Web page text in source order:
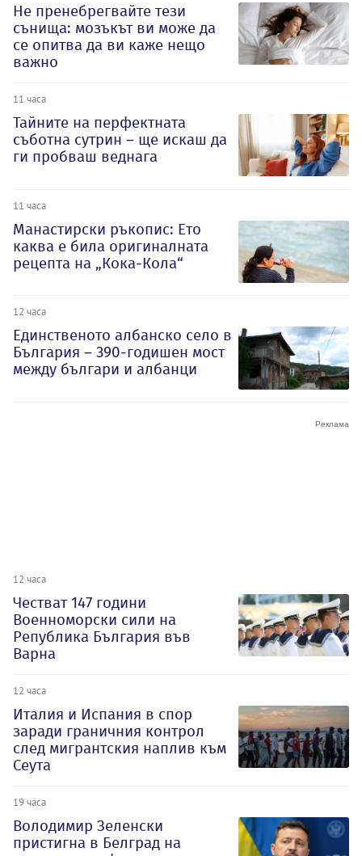
Не пренебрегвайте тези
сънища: мозъкът ви може да
се опитва да ви каже нещо
важно
11 часа
Тайните на перфектната
съботна сутрин – ще искаш да
ги пробваш веднага
11 часа
Манастирски ръкопис: Ето
каква е била оригиналната
рецепта на „Кока-Кола“
12 часа
Единственото албанско село в
България – 390-годишен мост
между българи и албанци
12 часа
Честват 147 години
Военноморски сили на
Република България във
Варна
12 часа
Италия и Испания в спор
заради граничния контрол
след мигрантския наплив към
Сеута
19 часа
Володимир Зеленски
пристигна в Белград на